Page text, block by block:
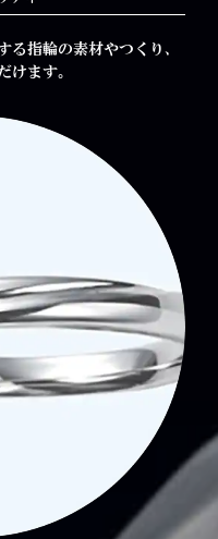
指輪の素材やつくり、
けます。